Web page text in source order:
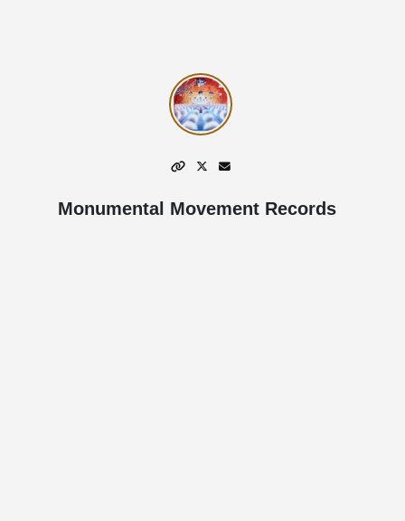
Monumental Movement Records